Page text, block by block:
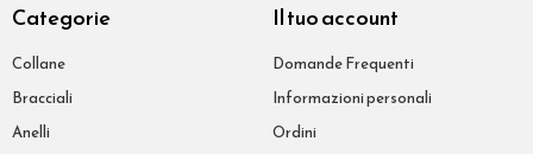
Categorie
Collane
Bracciali
Anelli
Il tuo account
Domande Frequenti
Informazioni personali
Ordini